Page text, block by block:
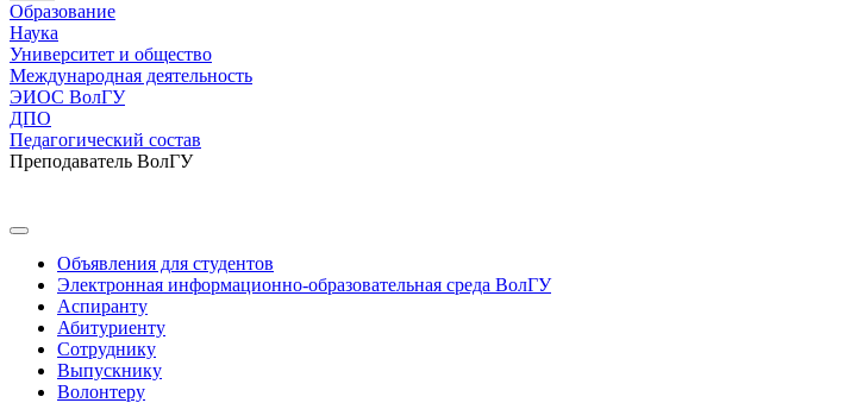
Образование
Наука
Университет и общество
Международная деятельность
ЭИОС ВолГУ
ДПО
Педагогический состав
Преподаватель ВолГУ
Объявления для студентов
Электронная информационно-образовательная среда ВолГУ
Аспиранту
Абитуриенту
Сотруднику
Выпускнику
Волонтеру